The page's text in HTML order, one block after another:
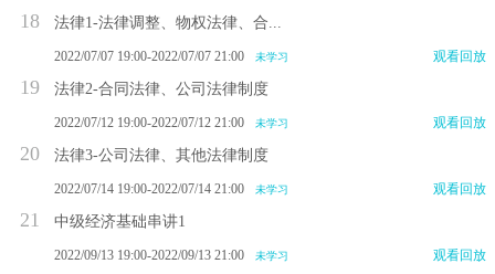
18 法律1-法律调整、物权法律、合...
2022/07/07 19:00-2022/07/07 21:00 未学习 观看回放
19 法律2-合同法律、公司法律制度
2022/07/12 19:00-2022/07/12 21:00 未学习 观看回放
20 法律3-公司法律、其他法律制度
2022/07/14 19:00-2022/07/14 21:00 未学习 观看回放
21 中级经济基础串讲1
2022/09/13 19:00-2022/09/13 21:00 未学习 观看回放